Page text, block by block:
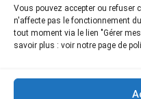
Vous pouvez accepter ou refuser
n'affecte pas le fonctionnement
tout moment via le lien "Gérer
savoir plus : voir notre page de
Inscrivez-